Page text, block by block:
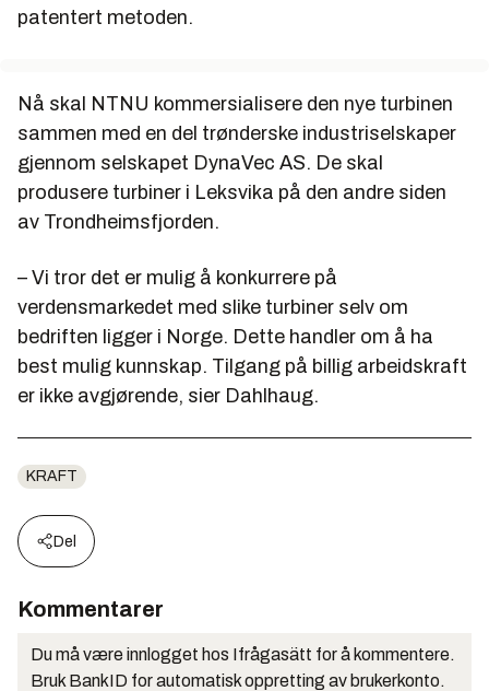
patentert metoden.
Nå skal NTNU kommersialisere den nye turbinen
sammen med en del trønderske industriselskaper
gjennom selskapet DynaVec AS. De skal
produsere turbiner i Leksvika på den andre siden
av Trondheimsfjorden.
– Vi tror det er mulig å konkurrere på
verdensmarkedet med slike turbiner selv om
bedriften ligger i Norge. Dette handler om å ha
best mulig kunnskap. Tilgang på billig arbeidskraft
er ikke avgjørende, sier Dahlhaug.
KRAFT
Del
Kommentarer
Du må være innlogget hos Ifrågasätt for å kommentere.
Bruk BankID for automatisk oppretting av brukerkonto.